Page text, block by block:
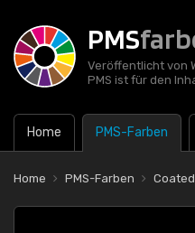
PMS
Veröffentlicht von
PMS ist für den
Home PMS-Farben
Home PMS-Farben Coated